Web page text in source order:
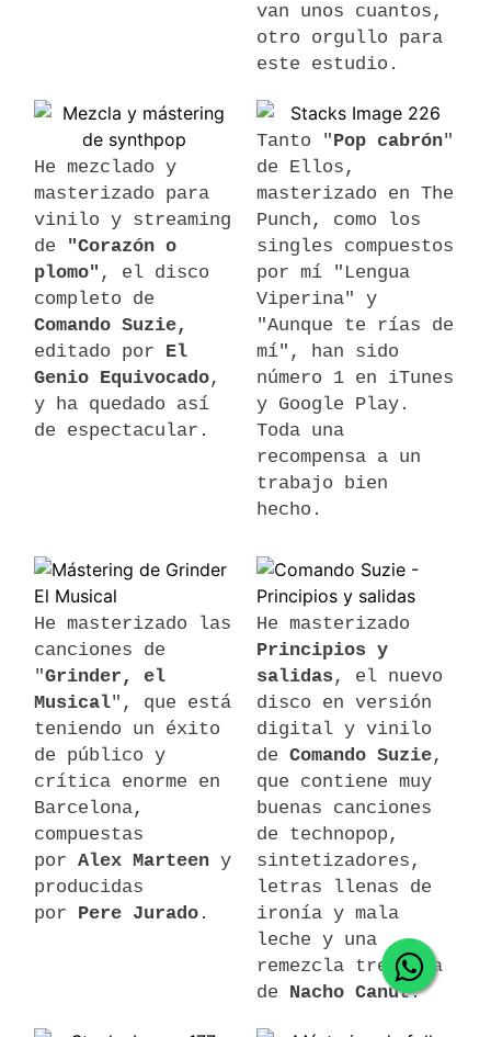
van unos cuantos,
otro orgullo para
este estudio.
He mezclado y
masterizado
para
vinilo y streaming
de "Corazón o
plomo" , el disco
completo de
Comando Suzie,
editado por El
Genio Equivocado,
y ha quedado así
de espectacular.
Tanto "Pop cabrón"
de Ellos,
masterizado en The
Punch, como los
singles compuestos
por mí "Lengua
Viperina" y
"Aunque te rías de
mí", han sido
número 1 en iTunes
y Google Play.
Toda una
recompensa a un
trabajo bien
hecho.
He masterizado las
canciones de
"Grinder, el
Musical", que está
teniendo un éxito
de público y
crítica enorme en
Barcelona,
compuestas
porAlex Marteen y
producidas
por Pere Jurado .
He masterizado
Principios y
salidas, el nuevo
disco en versión
digital y vinilo
de Comando Suzie,
que contiene muy
buenas canciones
de technopop,
sintetizadores,
letras llenas de
ironía y mala
leche y una
remezcla tremenda
de Nacho Canut.